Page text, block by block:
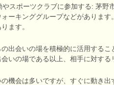
やスポーツクラブに参加する: 茅野
ーキンググループなどがありま
ます。
の出会いの場を積極的に活用する
会いの場である以上、相手に対す
の機会は多いですが、すぐに動き